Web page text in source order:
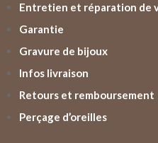
Entretien et réparation de
Garantie
Gravure de bijoux
Infos livraison
Retours et remboursement
Perçage d’oreilles